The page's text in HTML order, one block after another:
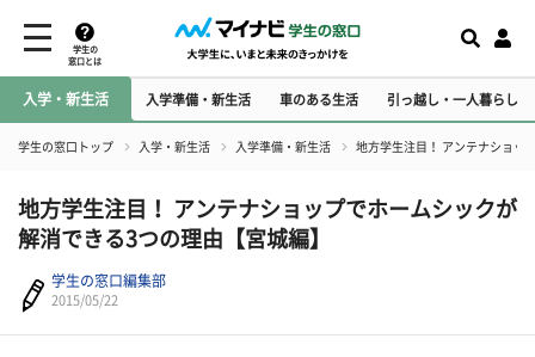
学生の
窓口とは
入学・新生活 入学準備・新生活 車のある生活 引っ越し・一人暮らし
学生の窓口トップ 入学・新生活 入学準備・新生活 地方学生注目！ アンテナショッ
地方学生注目！ アンテナショップでホームシックが
解消できる3つの理由【宮城編】
学生の窓口編集部
2015/05/22